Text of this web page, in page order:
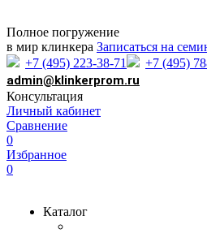
Полное погружение
в мир клинкера Записаться на
+7 (495) 223-38-71
+7 (495)
admin@klinkerprom.ru
Консультация
Личный кабинет
Сравнение
0
Избранное
0
Каталог